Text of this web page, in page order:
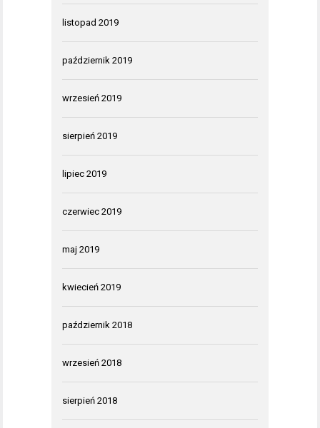
listopad 2019
październik 2019
wrzesień 2019
sierpień 2019
lipiec 2019
czerwiec 2019
maj 2019
kwiecień 2019
październik 2018
wrzesień 2018
sierpień 2018